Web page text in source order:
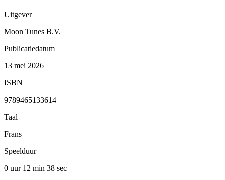
Uitgever
Moon Tunes B.V.
Publicatiedatum
13 mei 2026
ISBN
9789465133614
Taal
Frans
Speelduur
0 uur 12 min 38 sec